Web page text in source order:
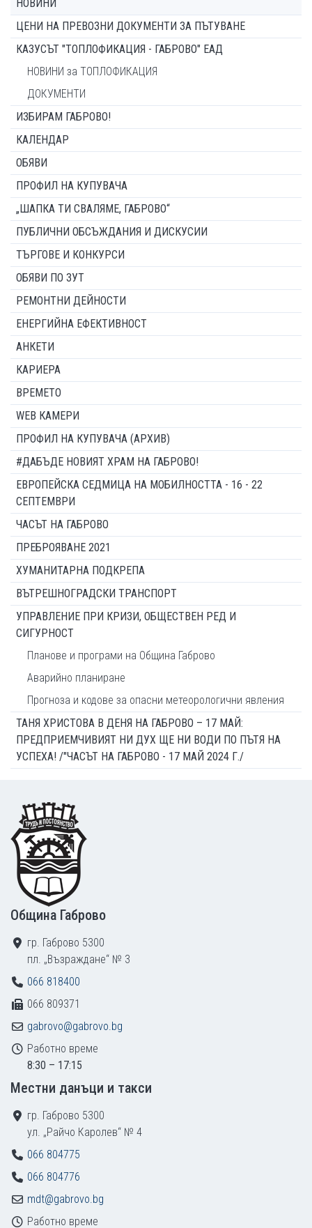
НОВИНИ
ЦЕНИ НА ПРЕВОЗНИ ДОКУМЕНТИ ЗА ПЪТУВАНЕ
КАЗУСЪТ "ТОПЛОФИКАЦИЯ - ГАБРОВО" ЕАД
НОВИНИ за ТОПЛОФИКАЦИЯ
ДОКУМЕНТИ
ИЗБИРАМ ГАБРОВО!
КАЛЕНДАР
ОБЯВИ
ПРОФИЛ НА КУПУВАЧА
„ШАПКА ТИ СВАЛЯМЕ, ГАБРОВО“
ПУБЛИЧНИ ОБСЪЖДАНИЯ И ДИСКУСИИ
ТЪРГОВЕ И КОНКУРСИ
ОБЯВИ ПО ЗУТ
РЕМОНТНИ ДЕЙНОСТИ
ЕНЕРГИЙНА ЕФЕКТИВНОСТ
АНКЕТИ
КАРИЕРА
ВРЕМЕТО
WEB КАМЕРИ
ПРОФИЛ НА КУПУВАЧА (АРХИВ)
#ДАБЪДЕ НОВИЯТ ХРАМ НА ГАБРОВО!
ЕВРОПЕЙСКА СЕДМИЦА НА МОБИЛНОСТТА - 16 - 22
СЕПТЕМВРИ
ЧАСЪТ НА ГАБРОВО
ПРЕБРОЯВАНЕ 2021
ХУМАНИТАРНА ПОДКРЕПА
ВЪТРЕШНОГРАДСКИ ТРАНСПОРТ
УПРАВЛЕНИЕ ПРИ КРИЗИ, ОБЩЕСТВЕН РЕД И
СИГУРНОСТ
Планове и програми на Община Габрово
Аварийно планиране
Прогноза и кодове за опасни метеорологични явления
ТАНЯ ХРИСТОВА В ДЕНЯ НА ГАБРОВО – 17 МАЙ:
ПРЕДПРИЕМЧИВИЯТ НИ ДУХ ЩЕ НИ ВОДИ ПО ПЪТЯ НА
УСПЕХА! /"ЧАСЪТ НА ГАБРОВО - 17 МАЙ 2024 Г./
Footer
Община Габрово
гр. Габрово 5300
пл. „Възраждане“ № 3
066 818400
066 809371
gabrovo@gabrovo.bg
Работно време
8:30 – 17:15
Местни данъци и такси
гр. Габрово 5300
ул. „Райчо Каролев“ № 4
066 804775
066 804776
mdt@gabrovo.bg
Работно време